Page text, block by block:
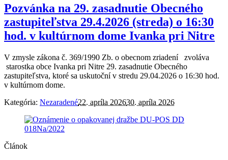
Pozvánka na 29. zasadnutie Obecného
zastupiteľstva 29.4.2026 (streda) o 16:30
hod. v kultúrnom dome Ivanka pri Nitre
V zmysle zákona č. 369/1990 Zb. o obecnom zriadení zvoláva
starostka obce Ivanka pri Nitre 29. zasadnutie Obecného
zastupiteľstva, ktoré sa uskutoční v stredu 29.04.2026 o 16:30 hod.
v kultúrnom dome.
Kategória: Nezaradené22. apríla 202630. apríla 2026
Článok